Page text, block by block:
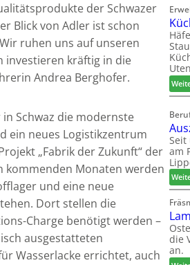
der Schwazer
Blick von Adler ist schon
ruhen uns auf unseren
investieren kräftig in die
Andrea Berghofer.
Schwaz die modernste
ein neues Logistikzentrum
„Fabrik der Zukunft“ der
kommenden Monaten werden
und eine neue
Dort stellen die
Charge benötigt werden –
ausgestatteten
Wasserlacke errichtet, auch
Seit
am
die
an.